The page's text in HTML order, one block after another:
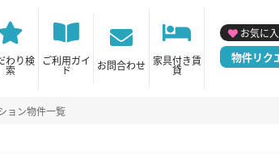
わり検
索
ご利用ガイ
ド お問合わせ 家具付き賃
貸
お気に
物件リク
ョン物件一覧